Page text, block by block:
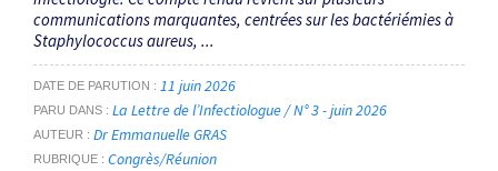
communications marquantes, centrées sur les bactériémies à
Staphylococcus aureus, ...
DATE DE PARUTION 11 juin 2026
PARU DANS La Lettre de l’Infectiologue / N° 3 - juin 2026
AUTEUR Dr Emmanuelle GRAS
RUBRIQUE Congrès/Réunion